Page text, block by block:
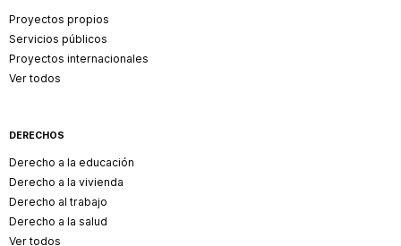
Proyectos propios
Servicios públicos
Proyectos internacionales
Ver todos
DERECHOS
Derecho a la educación
Derecho a la vivienda
Derecho al trabajo
Derecho a la salud
Ver todos